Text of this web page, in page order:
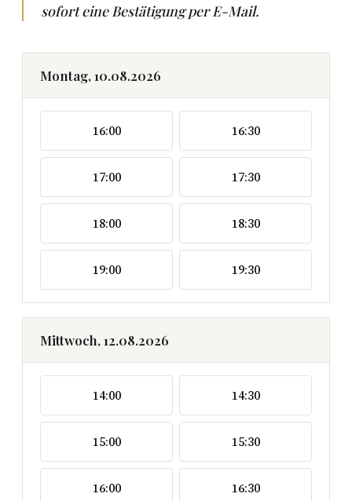
sofort eine Bestätigung per E-Mail.
Montag, 10.08.2026
16:00 16:30
17:00 17:30
18:00 18:30
19:00 19:30
Mittwoch, 12.08.2026
14:00 14:30
15:00 15:30
16:00 16:30